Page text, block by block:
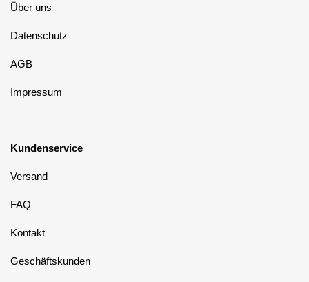
Über uns
Datenschutz
AGB
Impressum
Kundenservice
Versand
FAQ
Kontakt
Geschäftskunden